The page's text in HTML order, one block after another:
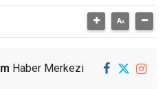
Haber Merkezi